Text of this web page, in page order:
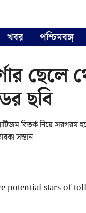
খবর পশ্চিমবঙ্গ
ছেলে
ছবি
বিতর্ক নিয়ে
সন্তান